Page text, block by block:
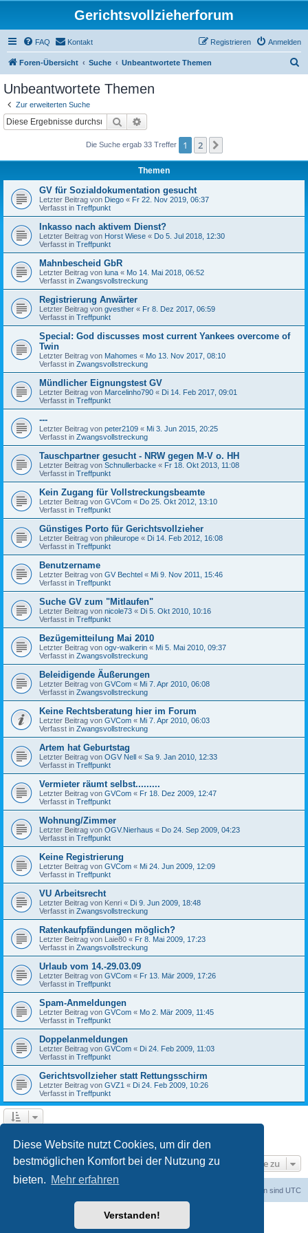
Diese Website nutzt Cookies, um dir den
bestmöglichen Komfort bei der Nutzung zu
bieten. Mehr erfahren
Verstanden!
Gerichtsvollzieherforum
FAQ Kontakt Anmelden
Registrieren
Foren-Übersicht Suche Unbeantwortete Themen
Unbeantwortete Themen
Zur erweiterten Suche
Suche
Die Suche ergab 33 Treffer 1 2
Themen
GV für Sozialdokumentation gesucht
Letzter Beitrag von Diego « Fr 22. Nov 2019, 06:37
Verfasst in Treffpunkt
Inkasso nach aktivem Dienst?
Letzter Beitrag von Horst Wiese « Do 5. Jul 2018, 12:30
Verfasst in Treffpunkt
Mahnbescheid GbR
Letzter Beitrag von luna « Mo 14. Mai 2018, 06:52
Verfasst in Zwangsvollstreckung
Registrierung Anwärter
Letzter Beitrag von gvesther « Fr 8. Dez 2017, 06:59
Verfasst in Treffpunkt
Special: God discusses most current Yankees overcome of
Twin
Letzter Beitrag von Mahomes « Mo 13. Nov 2017, 08:10
Verfasst in Zwangsvollstreckung
Mündlicher Eignungstest GV
Letzter Beitrag von Marcelinho790 « Di 14. Feb 2017, 09:01
Verfasst in Treffpunkt
---
Letzter Beitrag von peter2109 « Mi 3. Jun 2015, 20:25
Verfasst in Zwangsvollstreckung
Tauschpartner gesucht - NRW gegen M-V o. HH
Letzter Beitrag von Schnullerbacke « Fr 18. Okt 2013, 11:08
Verfasst in Treffpunkt
Kein Zugang für Vollstreckungsbeamte
Letzter Beitrag von GVCom « Do 25. Okt 2012, 13:10
Verfasst in Treffpunkt
Günstiges Porto für Gerichtsvollzieher
Letzter Beitrag von phileurope « Di 14. Feb 2012, 16:08
Verfasst in Treffpunkt
Benutzername
Letzter Beitrag von GV Bechtel « Mi 9. Nov 2011, 15:46
Verfasst in Treffpunkt
Suche GV zum "Mitlaufen"
Letzter Beitrag von nicole73 « Di 5. Okt 2010, 10:16
Verfasst in Treffpunkt
Bezügemitteilung Mai 2010
Letzter Beitrag von ogv-walkerin « Mi 5. Mai 2010, 09:37
Verfasst in Zwangsvollstreckung
Beleidigende Äußerungen
Letzter Beitrag von GVCom « Mi 7. Apr 2010, 06:08
Verfasst in Zwangsvollstreckung
Keine Rechtsberatung hier im Forum
Letzter Beitrag von GVCom « Mi 7. Apr 2010, 06:03
Verfasst in Zwangsvollstreckung
Artem hat Geburtstag
Letzter Beitrag von OGV Nell « Sa 9. Jan 2010, 12:33
Verfasst in Treffpunkt
Vermieter räumt selbst.........
Letzter Beitrag von GVCom « Fr 18. Dez 2009, 12:47
Verfasst in Treffpunkt
Wohnung/Zimmer
Letzter Beitrag von OGV.Nierhaus « Do 24. Sep 2009, 04:23
Verfasst in Treffpunkt
Keine Registrierung
Letzter Beitrag von GVCom « Mi 24. Jun 2009, 12:09
Verfasst in Treffpunkt
VU Arbeitsrecht
Letzter Beitrag von Kenri « Di 9. Jun 2009, 18:48
Verfasst in Zwangsvollstreckung
Ratenkaufpfändungen möglich?
Letzter Beitrag von Laie80 « Fr 8. Mai 2009, 17:23
Verfasst in Zwangsvollstreckung
Urlaub vom 14.-29.03.09
Letzter Beitrag von GVCom « Fr 13. Mär 2009, 17:26
Verfasst in Treffpunkt
Spam-Anmeldungen
Letzter Beitrag von GVCom « Mo 2. Mär 2009, 11:45
Verfasst in Treffpunkt
Doppelanmeldungen
Letzter Beitrag von GVCom « Di 24. Feb 2009, 11:03
Verfasst in Treffpunkt
Gerichtsvollzieher statt Rettungsschirm
Letzter Beitrag von GVZ1 « Di 24. Feb 2009, 10:26
Verfasst in Treffpunkt
Gehe zu
Alle Zeiten sind UTC
Powered byphpBB® Forum Software © phpBB Limited
phpBB.de